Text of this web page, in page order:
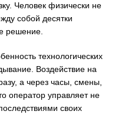
Человек физически не
собой десятки
решение.
технологических
Воздействие на
а через часы, смены,
оператор управляет не
своих